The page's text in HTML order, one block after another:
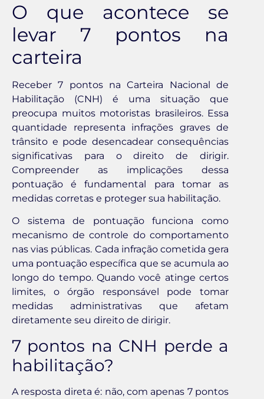
O que acontece se
levar 7 pontos na
carteira
Receber 7 pontos na Carteira Nacional de
Habilitação (CNH) é uma situação que
preocupa muitos motoristas brasileiros. Essa
quantidade representa infrações graves de
trânsito e pode desencadear consequências
significativas para o direito de dirigir.
Compreender as implicações dessa
pontuação é fundamental para tomar as
medidas corretas e proteger sua habilitação.
O sistema de pontuação funciona como
mecanismo de controle do comportamento
nas vias públicas. Cada infração cometida gera
uma pontuação específica que se acumula ao
longo do tempo. Quando você atinge certos
limites, o órgão responsável pode tomar
medidas administrativas que afetam
diretamente seu direito de dirigir.
7 pontos na CNH perde a
habilitação?
A resposta direta é: não, com apenas 7 pontos